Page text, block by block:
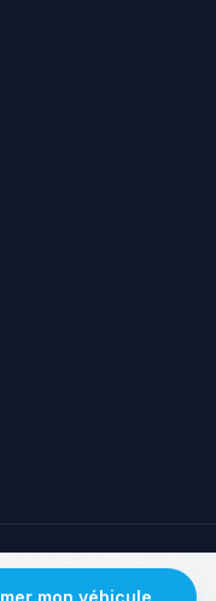
Agent formateur· ©
mon véhicule